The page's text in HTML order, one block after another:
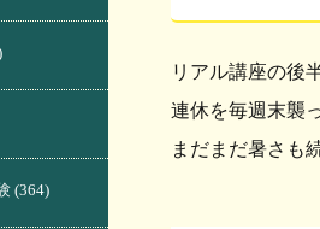
リアル講座の後
連休を毎週末襲
まだまだ暑さも
(364)